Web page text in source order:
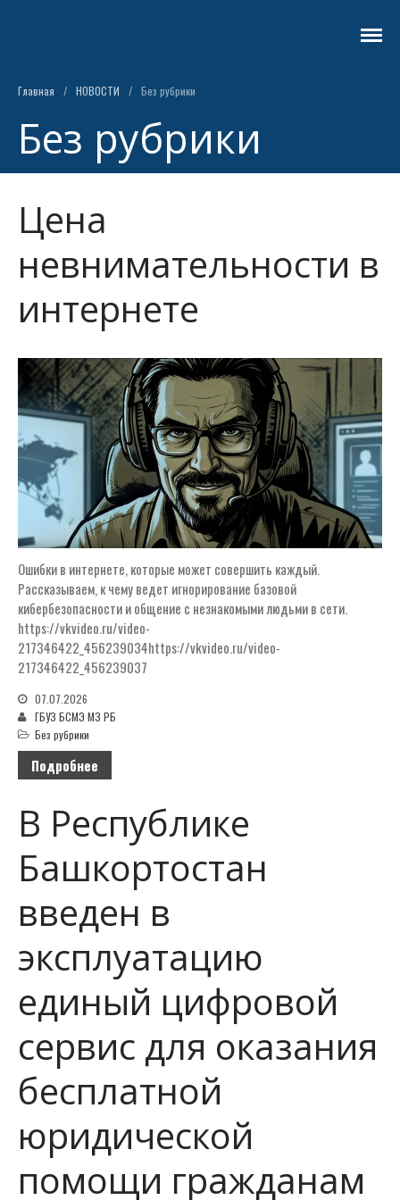
СУДЕБНЫХ, СЛЕДСТВЕННЫХ,
ПРАВООХРАНИТЕЛЬНЫХ
ОРГАНОВ
СПЕЦИАЛИСТЫ
Начальник Бюро СМЭ МЗ РБ
Руководители
ПРОВЕДЕНИЕ СПЕЦИАЛЬНОЙ
ОЦЕНКИ УСЛОВИЙ ТРУДА
ВАКАНСИИ
СВЕДЕНИЯ О ДОХОДАХ,
РАСХОДАХ И ИМУЩЕСТВЕ
РУКОВОДИТЕЛЯ
О БЮРО
Уфа
НОРМАТИВНО-ПРАВОВЫЕ
Согласие на обработку
О ПРОТИВОДЕЙСТВИИ
КОРРУПЦИИ
КОНФЛИКТ ИНТЕРЕСОВ
ГРАФИК РАБОТЫ
ИНФОРМАЦИЯ ДЛЯ ГРАЖДАН
РАСПИСАНИЕ ПРИЕМА ГРАЖДАН
ПО ЛИЧНЫМ ВОПРОСАМ
ЛИЧНЫЕ ОБРАЩЕНИЯ ГРАЖДАН
Главная / НОВОСТИ / Без рубрики
Без рубрики
Цена
невнимательности в
интернете
Ошибки в интернете, которые может совершить каждый.
Рассказываем, к чему ведет игнорирование базовой
кибербезопасности и общение с незнакомыми людьми в сети.
https://vkvideo.ru/video-
217346422_456239034https://vkvideo.ru/video-
217346422_456239037
07.07.2026
ГБУЗ БСМЭ МЗ РБ
Без рубрики
Подробнее
В Республике
Башкортостан
введен в
эксплуатацию
единый цифровой
сервис для оказания
бесплатной
юридической
помощи гражданам